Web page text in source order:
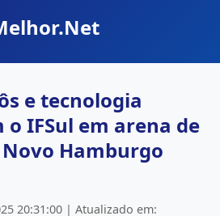
e tecnologia
IFSul em arena de
Hamburgo
20:31:00 | Atualizado em: